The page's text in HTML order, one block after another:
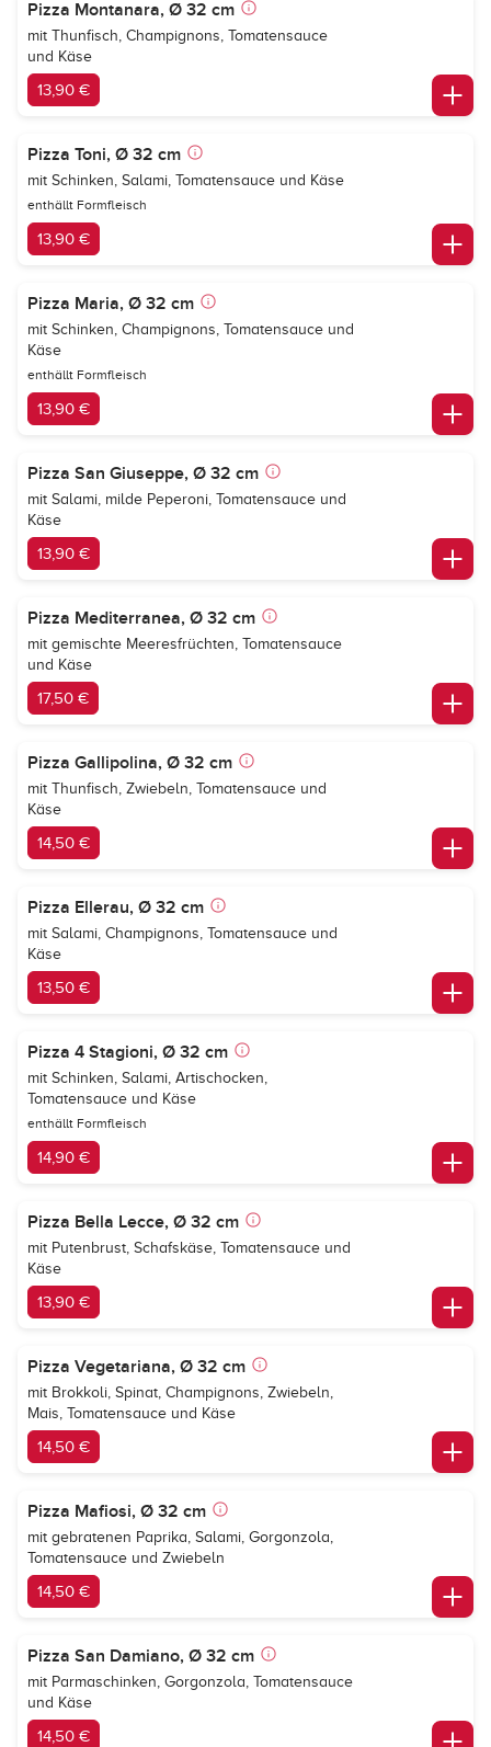
Pizza Montanara, Ø 32 cm
mit Thunfisch, Champignons, Tomatensauce
und Käse
13,90 €
Pizza Toni, Ø 32 cm
mit Schinken, Salami, Tomatensauce und Käse
enthällt Formfleisch
13,90 €
Pizza Maria, Ø 32 cm
mit Schinken, Champignons, Tomatensauce und
Käse
enthällt Formfleisch
13,90 €
Pizza San Giuseppe, Ø 32 cm
mit Salami, milde Peperoni, Tomatensauce und
Käse
13,90 €
Pizza Mediterranea, Ø 32 cm
mit gemischte Meeresfrüchten, Tomatensauce
und Käse
17,50 €
Pizza Gallipolina, Ø 32 cm
mit Thunfisch, Zwiebeln, Tomatensauce und
Käse
14,50 €
Pizza Ellerau, Ø 32 cm
mit Salami, Champignons, Tomatensauce und
Käse
13,50 €
Pizza 4 Stagioni, Ø 32 cm
mit Schinken, Salami, Artischocken,
Tomatensauce und Käse
enthällt Formfleisch
14,90 €
Pizza Bella Lecce, Ø 32 cm
mit Putenbrust, Schafskäse, Tomatensauce und
Käse
13,90 €
Pizza Vegetariana, Ø 32 cm
mit Brokkoli, Spinat, Champignons, Zwiebeln,
Mais, Tomatensauce und Käse
14,50 €
Pizza Mafiosi, Ø 32 cm
mit gebratenen Paprika, Salami, Gorgonzola,
Tomatensauce und Zwiebeln
14,50 €
Pizza San Damiano, Ø 32 cm
mit Parmaschinken, Gorgonzola, Tomatensauce
und Käse
14,50 €